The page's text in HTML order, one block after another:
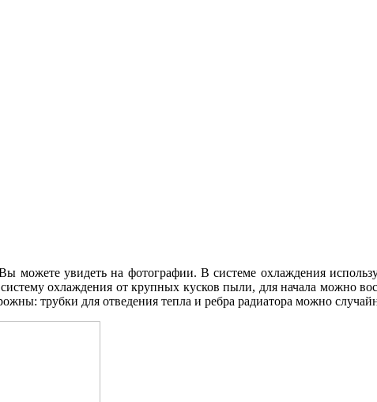
можете увидеть на фотографии. В системе охлаждения
охлаждения от крупных кусков пыли, для начала можно
трубки для отведения тепла и ребра радиатора можно